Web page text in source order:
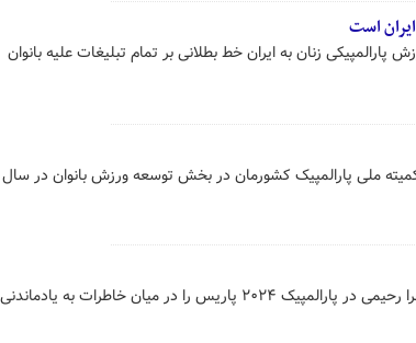
است
زنان به ایران خط بطلانی بر تمام تبلیغات علیه بانوان
‌ملی پارالمپیک کشورمان در بخش توسعه ورزش بانوان‌ در سال
فدراسیون جهانی تکواندو تصویر مربوط به اهدای مدال زهرا رحیمی در پارالمپیک ۲۰۲۴ پاریس را در میان خاطرات به یادماندنی